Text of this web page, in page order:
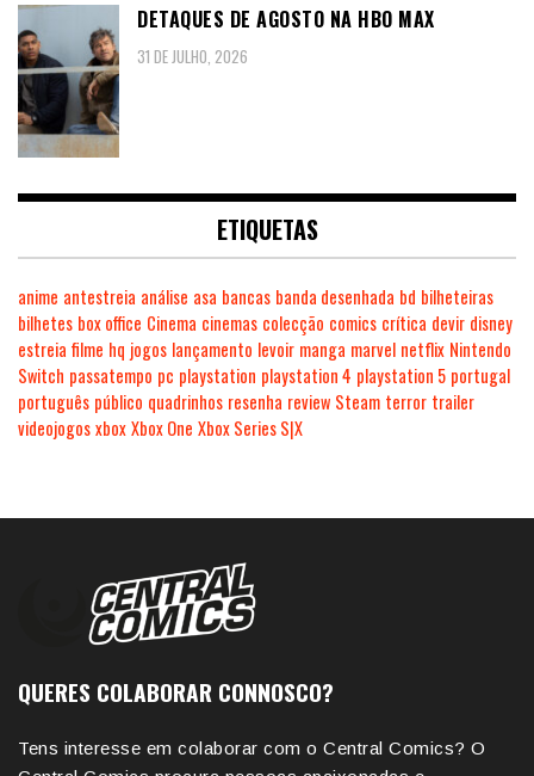
DETAQUES DE AGOSTO NA HBO MAX
31 DE JULHO, 2026
ETIQUETAS
anime antestreia análise asa bancas banda desenhada bd bilheteiras
bilhetes box office Cinema cinemas colecção comics crítica devir disney
estreia filme hq jogos lançamento levoir manga marvel netflix Nintendo
Switch passatempo pc playstation playstation 4 playstation 5 portugal
português público quadrinhos resenha review Steam terror trailer
videojogosxboxXbox One Xbox Series S|X
QUERES COLABORAR CONNOSCO?
Tens interesse em colaborar com o Central Comics? O